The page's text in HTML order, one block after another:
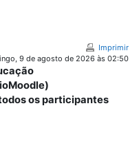
Imprimir
9 de agosto de 2026 às 02:50
os participantes